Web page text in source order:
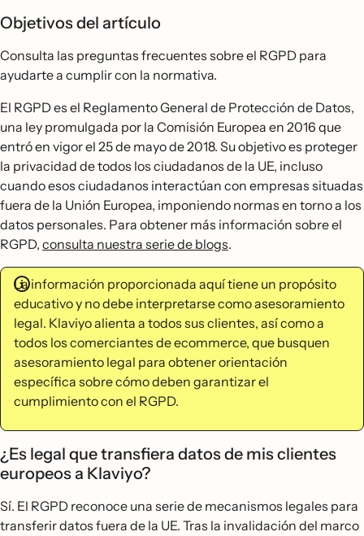
Objetivos del artículo
Consulta las preguntas frecuentes sobre el RGPD para
ayudarte a cumplir con la normativa.
El RGPD es el Reglamento General de Protección de Datos,
una ley promulgada por la Comisión Europea en 2016 que
entró en vigor el 25 de mayo de 2018. Su objetivo es proteger
la privacidad de todos los ciudadanos de la UE, incluso
cuando esos ciudadanos interactúan con empresas situadas
fuera de la Unión Europea, imponiendo normas en torno a los
datos personales. Para obtener más información sobre el
RGPD, consulta nuestra serie de blogs.
La información proporcionada aquí tiene un propósito
educativo y no debe interpretarse como asesoramiento
legal. Klaviyo alienta a todos sus clientes, así como a
todos los comerciantes de ecommerce, que busquen
asesoramiento legal para obtener orientación
específica sobre cómo deben garantizar el
cumplimiento con el RGPD.
¿Es legal que transfiera datos de mis clientes
europeos a Klaviyo?
Sí. El RGPD reconoce una serie de mecanismos legales para
transferir datos fuera de la UE. Tras la invalidación del marco